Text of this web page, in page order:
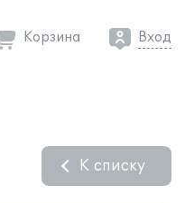
Корзина Вход
К списку